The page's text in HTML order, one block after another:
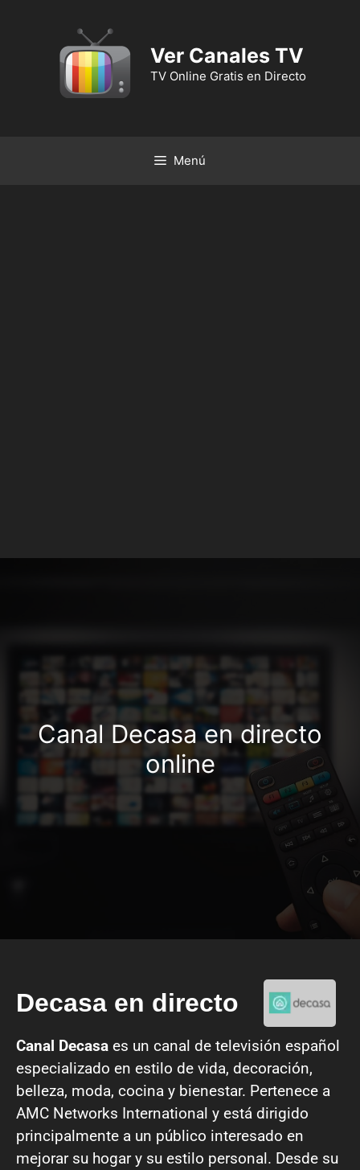
Ver Canales TV
TV Online Gratis en Directo
Menú
Canal Decasa en directo
online
Decasa en directo
Canal Decasa es un canal de televisión español
especializado en estilo de vida, decoración,
belleza, moda, cocina y bienestar. Pertenece a
AMC Networks International y está dirigido
principalmente a un público interesado en
mejorar su hogar y su estilo personal. Desde su